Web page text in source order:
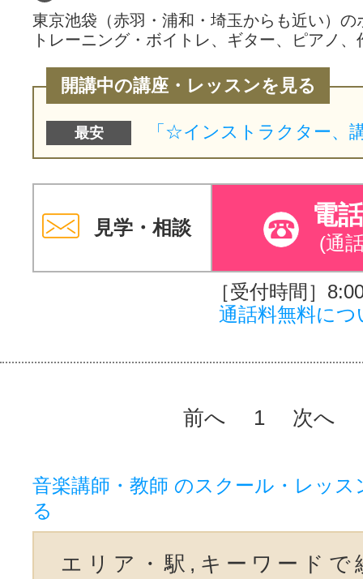
東京池袋（赤羽・浦和・埼玉からも近い）の
トレーニング・ボイトレ、ギター、ピアノ
開講中の講座・レッスンを見る
最安
見学・相談 電
(通
［受付時間］
通話料無料につ
前へ 1 次へ
音楽講師・教師 のスクール・レッス
る
エリア・駅,キーワードで